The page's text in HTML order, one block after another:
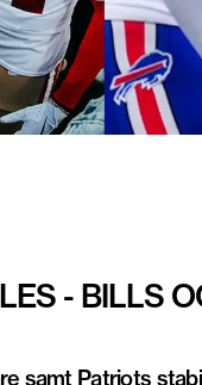
- BILLS
samt Patriots